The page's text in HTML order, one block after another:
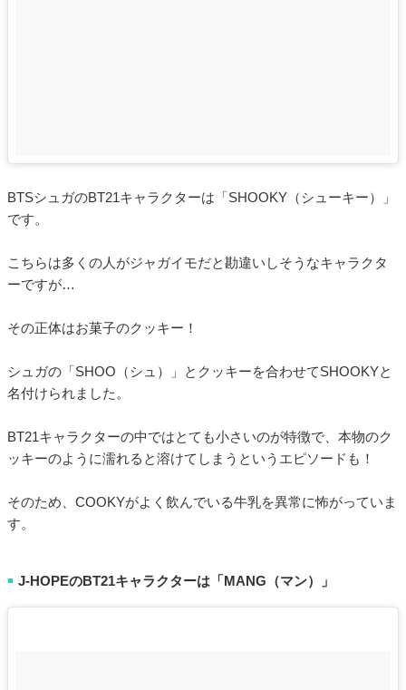
BTSシュガのBT21キャラクターは「SHOOKY（シューキー）」
です。
こちらは多くの人がジャガイモだと勘違いしそうなキャラクタ
ーですが…
その正体はお菓子のクッキー！
シュガの「SHOO（シュ）」とクッキーを合わせてSHOOKYと
名付けられました。
BT21キャラクターの中ではとても小さいのが特徴で、本物のク
ッキーのように濡れると溶けてしまうというエピソードも！
そのため、COOKYがよく飲んでいる牛乳を異常に怖がっていま
す。
■ J-HOPEのBT21キャラクターは「MANG（マン）」